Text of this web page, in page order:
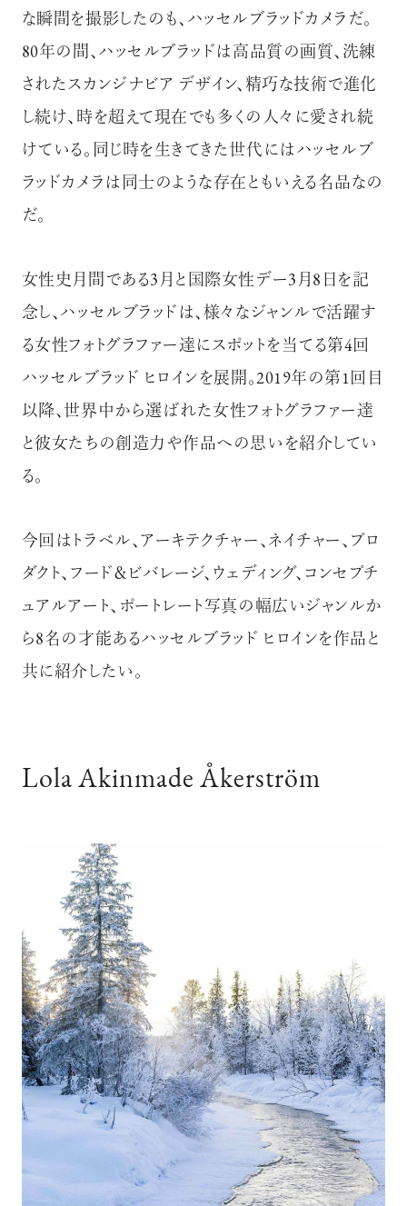
な瞬間を撮影したのも、ハッセルブラッドカメラだ。
80年の間、ハッセルブラッドは 高品質の画質、洗練
されたスカンジナビア デザイン、精巧な技術で進化
し続け、時を超えて現在でも多くの人々に愛され続
けている。同じ時を生きてきた世代には ハッセルブ
ラッドカメラは同士のような存在ともいえる名品なの
だ。
女性史月間である3月と国際女性デー3月8日を記
念し、ハッセルブラッドは、様々なジャンルで活躍す
る女性フォトグラファー達にスポットを当てる第4回
ハッセルブラッド ヒロインを展開。2019年の第1回目
以降、世界中から選ばれた女性フォトグラファー達
と彼女たちの創造力や作品への思いを紹介してい
る。
今回はトラベル、アーキテクチャー、ネイチャー、プロ
ダクト、フード＆ビバレージ、ウェディング、コンセプチ
ュアルアート、ポートレート写真の幅広いジャンルか
ら8名の才能あるハッセルブラッド ヒロインを作品と
共に紹介したい。
Lola Akinmade Åkerström